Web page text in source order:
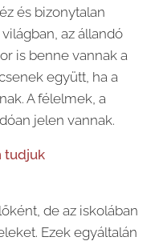
és bizonytalan
az állandó
is benne vannak a
együtt, ha a
A félelmek, a
jelen vannak.
tudjuk
de az iskolában
Ezek egyáltalán